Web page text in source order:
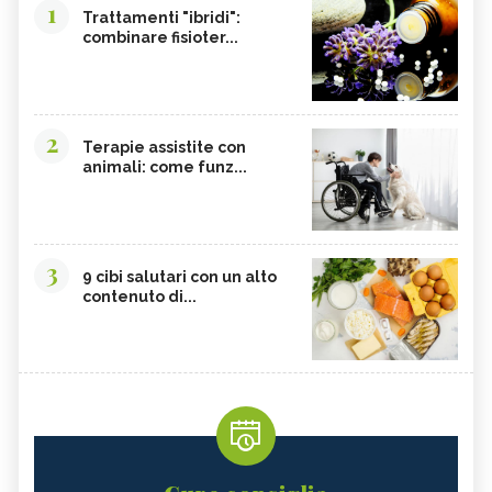
1
Trattamenti "ibridi":
combinare fisioter...
2
Terapie assistite con
animali: come funz...
3
9 cibi salutari con un alto
contenuto di...